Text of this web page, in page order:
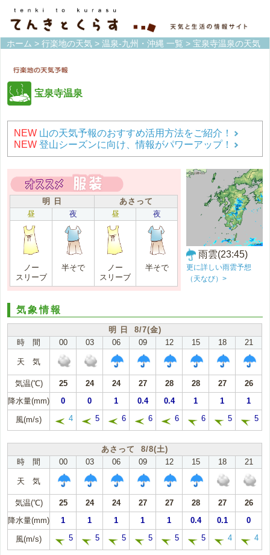
ホーム > 行楽地の天気 > 温泉-九州・沖縄 一覧 > 宝泉寺温泉の天気
宝泉寺温泉
NEW 山の天気予報のおすすめ活用方法をご紹介！
NEW 登山シーズンに向け、情報がパワーアップ！
明 日
あさって
昼
夜 昼 夜
ノー
スリーブ
半そで
ノー
スリーブ
半そで
雨雲(23:45)
更に詳しい雨雲予想
（天なび）>
気象情報
明 日 8/7(金)
時 間
00 03 06 09 12 15 18 21
天 気
気温(℃) 25 24 24 27 28 28 27
26
降水量(mm)
0 0 1 0.4 0.4 1 1 1
風(m/s) 4 5 6 6 6 6 5 5
あさって 8/8(土)
時 間
00 03 06 09 12 15 18 21
天 気
気温(℃) 25 24 24 27 27 28 27
26
降水量(mm)
1 1 1 1 1 0.4 0.1 0
風(m/s) 5 5 5 5 5 5 4 4